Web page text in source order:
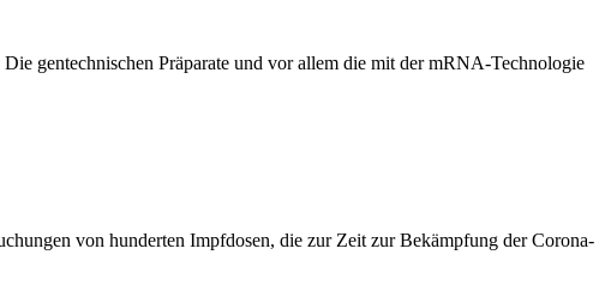
gentechnischen Präparate und vor allem die mit der mRNA-Technologie
von hunderten Impfdosen, die zur Zeit zur Bekämpfung der Corona-